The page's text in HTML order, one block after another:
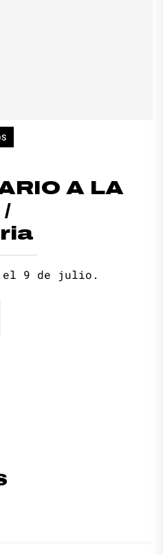
A LA
/
el 9 de julio.